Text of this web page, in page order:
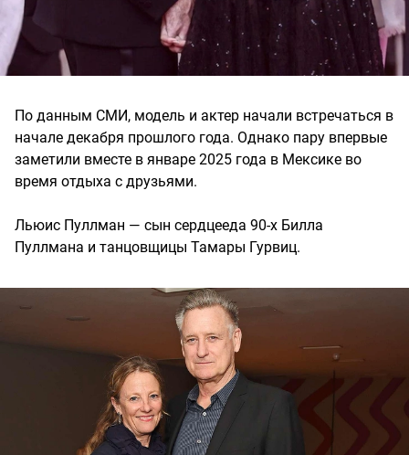
По данным СМИ, модель и актер начали встречаться в
начале декабря прошлого года. Однако пару впервые
заметили вместе в январе 2025 года в Мексике во
время отдыха с друзьями.
Льюис Пуллман — сын сердцееда 90-х Билла
Пуллмана и танцовщицы Тамары Гурвиц.